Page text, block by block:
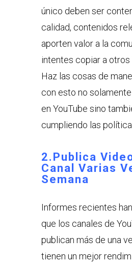
único deben ser
calidad, contenidos
aporten valor a la
intentes copiar a otros
Haz las cosas de
con esto no
en YouTube sino
cumpliendo las
2.Publica
Canal Varias
Semana
Informes recientes
que los canales de
publican más de una
tienen un mejor